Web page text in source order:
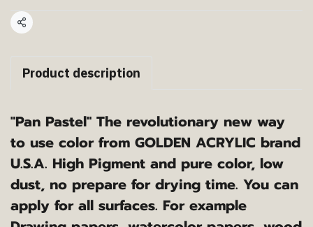
แชร์
Product description
"Pan Pastel" The revolutionary new way
to use color from GOLDEN ACRYLIC brand
U.S.A. High Pigment and pure color, low
dust, no prepare for drying time. You can
apply for all surfaces. For example